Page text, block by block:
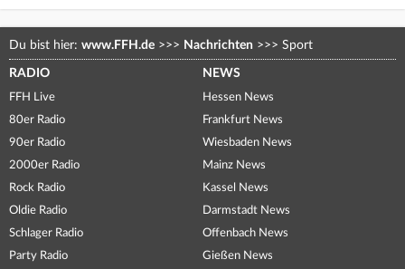
Du bist hier: www.FFH.de >>> Nachrichten >>> Sport
RADIO
FFH Live
80er Radio
90er Radio
2000er Radio
Rock Radio
Oldie Radio
Schlager Radio
Party Radio
NEWS
Hessen News
Frankfurt News
Wiesbaden News
Mainz News
Kassel News
Darmstadt News
Offenbach News
Gießen News